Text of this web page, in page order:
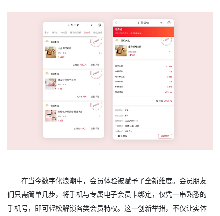
在当今数字化浪潮中，会员体验被赋予了全新维度。会员朋友
们只需简单几步，将手机与专属电子会员卡绑定，仅凭一串熟悉的
手机号，即可轻松解锁各类会员特权。这一创新举措，不仅让实体